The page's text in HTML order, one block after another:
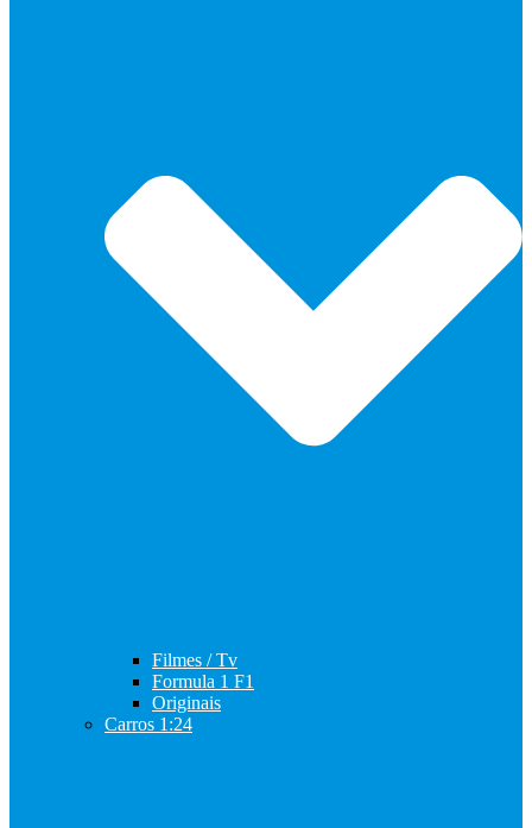
Filmes / Tv
Formula 1 F1
Originais
Carros 1:24